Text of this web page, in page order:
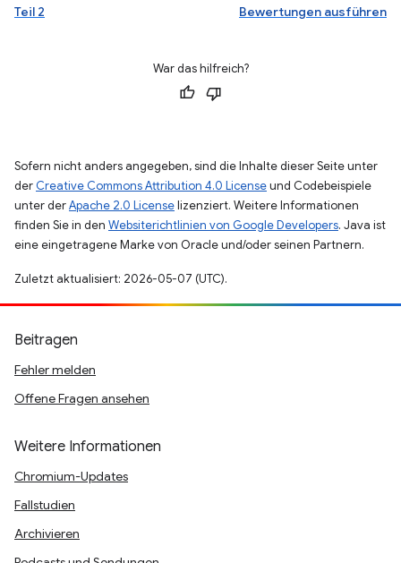
Teil 2
Bewertungen ausführen
War das hilfreich?
Sofern nicht anders angegeben, sind die Inhalte dieser Seite unter
der Creative Commons Attribution 4.0 Licenseund Codebeispiele
unter derApache 2.0 Licenselizenziert. Weitere Informationen
finden Sie in den Websiterichtlinien von Google Developers. Java ist
eine eingetragene Marke von Oracle und/oder seinen Partnern.
Zuletzt aktualisiert: 2026-05-07 (UTC).
Beitragen
Fehler melden
Offene Fragen ansehen
Weitere Informationen
Chromium-Updates
Fallstudien
Archivieren